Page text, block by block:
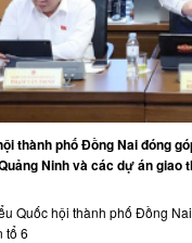
thành phố Đồng Nai đóng
Ninh và các dự án giao
Quốc hội thành phố Đồng
tổ 6